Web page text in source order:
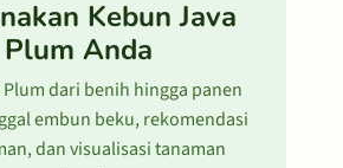
Kebun Java
Plum Anda
Plum dari benih hingga panen
embun beku, rekomendasi
dan visualisasi tanaman